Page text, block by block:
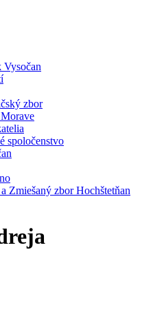
Vysočan
zbor
spoločenstvo
Zmiešaný zbor Hochštetňan